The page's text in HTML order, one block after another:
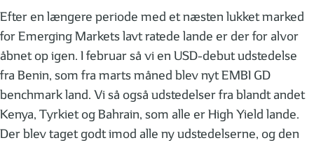
Efter en længere periode med et næsten lukket marked
for Emerging Markets lavt ratede lande er der for alvor
åbnet op igen. I februar så vi en USD-debut udstedelse
fra Benin, som fra marts måned blev nyt EMBI GD
benchmark land. Vi så også udstedelser fra blandt andet
Kenya, Tyrkiet og Bahrain, som alle er High Yield lande.
Der blev taget godt imod alle ny udstedelserne, og den